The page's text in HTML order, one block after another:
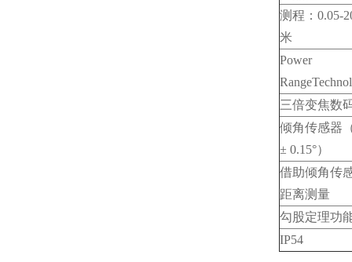
测程：0.05-
米
Power
三倍变焦数
倾角传感器
± 0.15°）
借助倾角传
距离测量
勾股定理功
IP54